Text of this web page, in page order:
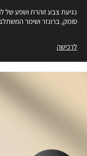
נגיעת צבע זוהרת ושפע של
סומק, ברונזר ושימר
לרכישה